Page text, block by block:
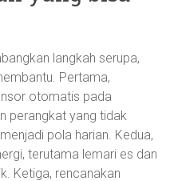
langkah serupa,
Pertama,
otomatis pada
perangkat yang tidak
pola harian. Kedua,
terutama lemari es dan
Ketiga, rencanakan